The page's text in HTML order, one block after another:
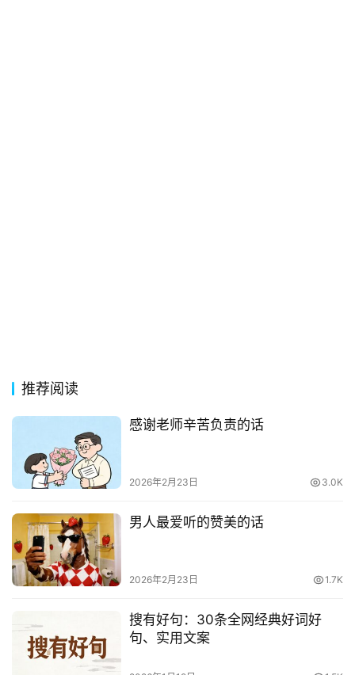
推荐阅读
感谢老师辛苦负责的话
2026年2月23日 3.0K
男人最爱听的赞美的话
2026年2月23日 1.7K
搜有好句：30条全网经典好词好
句、实用文案